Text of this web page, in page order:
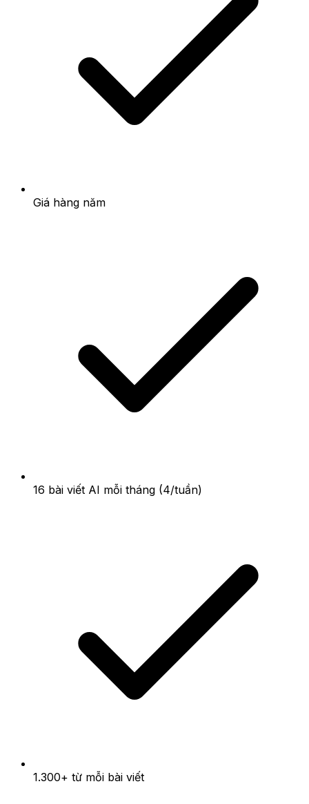
Giá hàng năm
16 bài viết AI mỗi tháng (4/tuần)
1.300+ từ mỗi bài viết